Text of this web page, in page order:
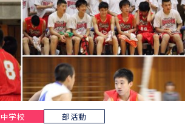
中学校 部活動